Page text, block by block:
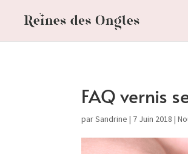
FAQ vernis
parSandrine | 7 Juin 2018 |